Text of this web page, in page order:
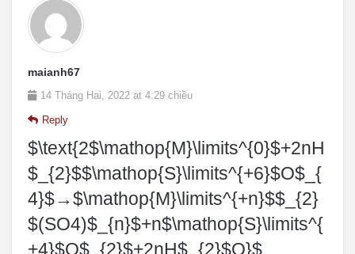
maianh67
14 Tháng Hai, 2022 at 4:29 chiều
Reply
$\text{2$\mathop{M}\limits^{0}$+2nH
$_{2}$$\mathop{S}\limits^{+6}$O$_{
4}$→$\mathop{M}\limits^{+n}$$_{2}
$(SO4)$_{n}$+n$\mathop{S}\limits^{
+4}$O$_{2}$+2nH$_{2}$O}$